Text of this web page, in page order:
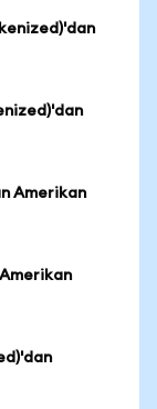
Amerikan